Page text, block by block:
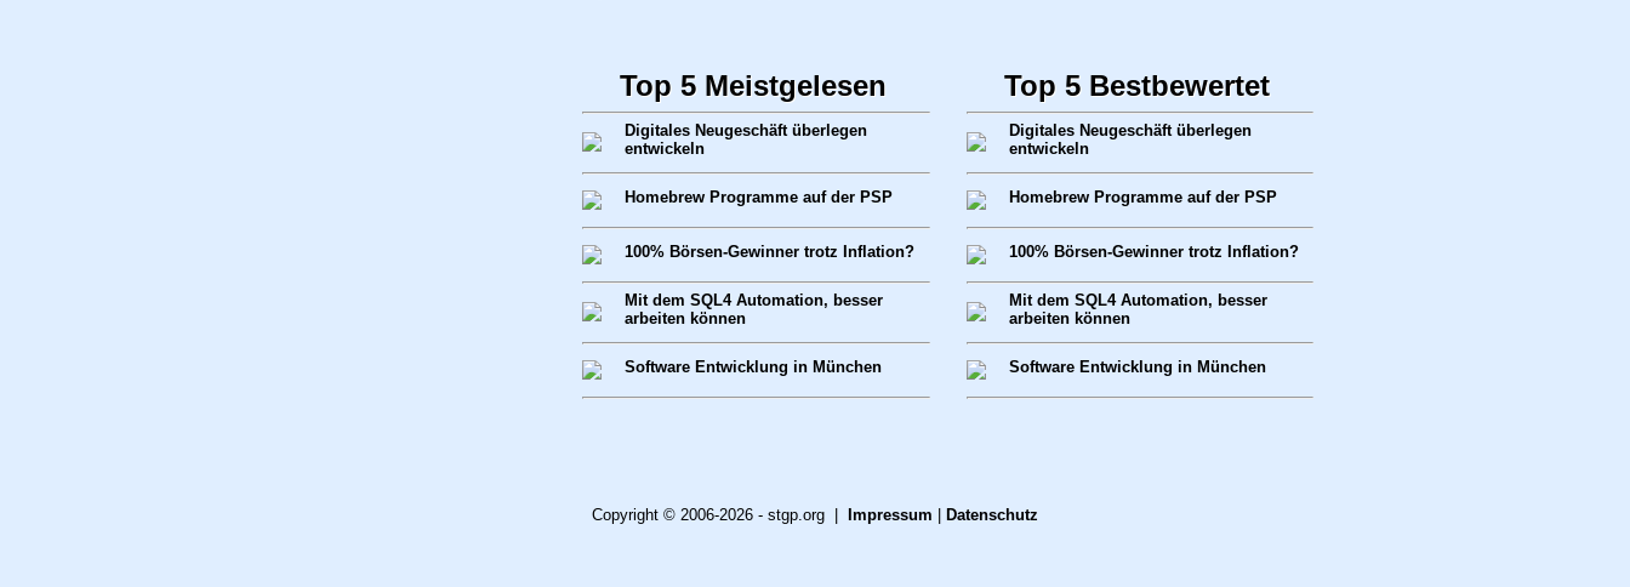
Top 5 Meistgelesen
Digitales Neugeschäft überlegen
entwickeln
Homebrew Programme auf der PSP
100% Börsen-Gewinner trotz Inflation?
Mit dem SQL4 Automation, besser
arbeiten können
Software Entwicklung in München
Top 5 Bestbewertet
Digitales Neugeschäft überlegen
entwickeln
Homebrew Programme auf der PSP
100% Börsen-Gewinner trotz Inflation?
Mit dem SQL4 Automation, besser
arbeiten können
Software Entwicklung in München
Copyright © 2006-2026 - stgp.org | Impressum Datenschutz